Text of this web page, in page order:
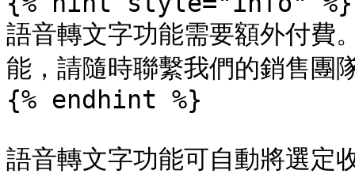
語音轉文字功能需要額外付費
能，請隨時聯繫我們的銷售團
{% endhint %}
語音轉文字功能可自動將選定